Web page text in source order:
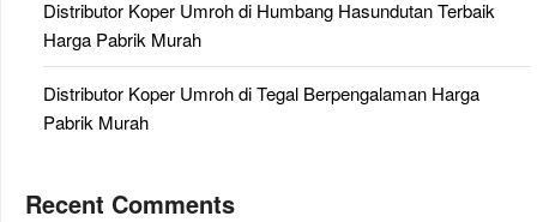
Distributor Koper Umroh di Humbang Hasundutan Terbaik
Harga Pabrik Murah
Distributor Koper Umroh di Tegal Berpengalaman Harga
Pabrik Murah
Recent Comments